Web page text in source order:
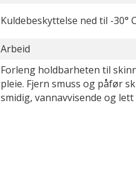
Kuldebeskyttelse ned til -30° C
Arbeid
Forleng holdbarheten til
pleie. Fjern smuss og påfør
smidig, vannavvisende og